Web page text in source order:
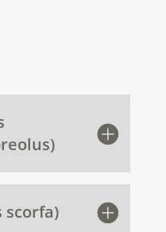
scorfa)